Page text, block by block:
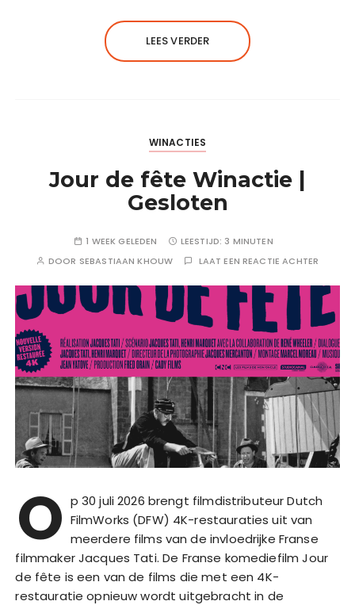
LEES VERDER
WINACTIES
Jour de fête Winactie |
Gesloten
1 WEEK GELEDEN LEESTIJD: 3 MINUTEN
DOOR SEBASTIAAN KHOUW LAAT EEN REACTIE ACHTER
O p 30 juli 2026 brengt filmdistributeur Dutch
FilmWorks (DFW) 4K-restauraties uit van
meerdere films van de invloedrijke Franse
filmmaker Jacques Tati. De Franse komediefilm Jour
de fête is een van de films die met een 4K-
restauratie opnieuw wordt uitgebracht in de